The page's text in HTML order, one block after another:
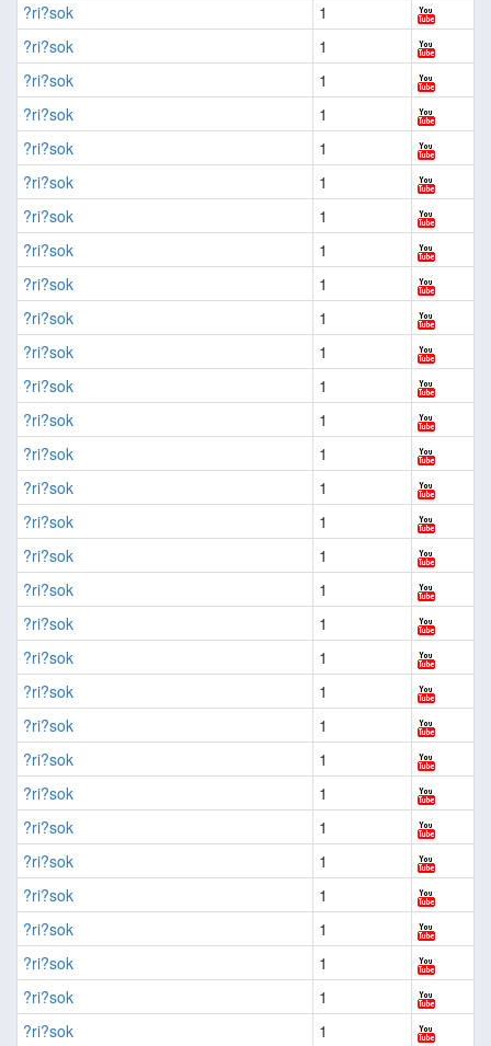
?ri?sok
1
?ri?sok
1
?ri?sok
1
?ri?sok
1
?ri?sok
1
?ri?sok
1
?ri?sok
1
?ri?sok
1
?ri?sok
1
?ri?sok
1
?ri?sok
1
?ri?sok
1
?ri?sok
1
?ri?sok
1
?ri?sok
1
?ri?sok
1
?ri?sok
1
?ri?sok
1
?ri?sok
1
?ri?sok
1
?ri?sok
1
?ri?sok
1
?ri?sok
1
?ri?sok
1
?ri?sok
1
?ri?sok
1
?ri?sok
1
?ri?sok
1
?ri?sok
1
?ri?sok
1
?ri?sok
1